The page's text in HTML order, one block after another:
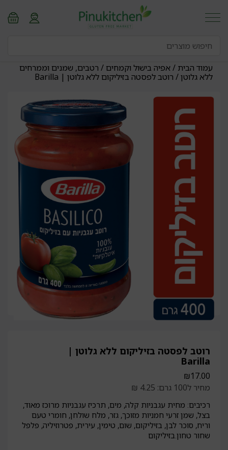
עמוד הבית /אפיה בישול וקמחים / רטבים, שמנים וממרחים
ללא גלוטן/ רוטב לפסטה בזיליקום ללא גלוטן | Barilla
רוטב לפסטה בזיליקום ללא גלוטן |
Barilla
₪17.00
מחיר ל100 גרם: 4.25 ₪
רכיבים: מחית עגבניות קלה, מים, תרכיז עגבניות מרוכז מאוד,
בצל, שמן זרעי חמניות מזוכך, גזר, מלח שולחן, חומרי טעם
וריח, סוכר לבן, בזיליקום, שום, טימין, עירית, פטרוזיליה, פלפל
שחור טחון.בזיליקום